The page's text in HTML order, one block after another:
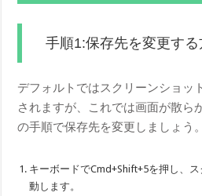
手順1:保存先を変更する
デフォルトではスクリーンショッ
されますが、これでは画面が散ら
の手順で保存先を変更しましょう。
キーボードでCmd+Shift+5を押し、
動します。